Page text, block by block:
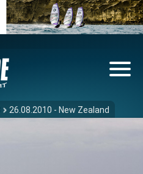
26.08.2010 - New Zealand